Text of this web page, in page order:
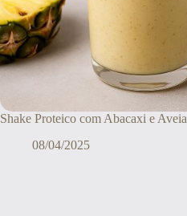
Shake Proteico com Abacaxi e Aveia
08/04/2025